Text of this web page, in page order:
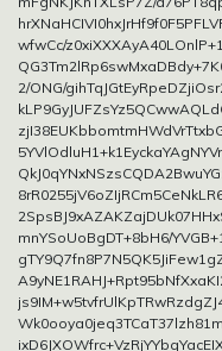
wfwCc/
2/ONG/
mnYSoUoBgDT+8bH6/